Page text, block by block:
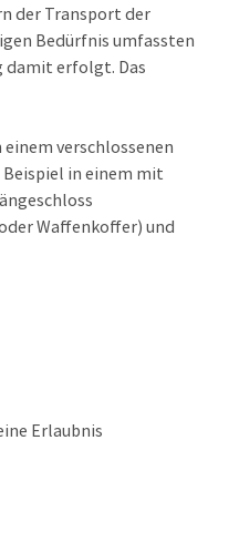
der Transport der
Bedürfnis umfassten
damit erfolgt. Das
verschlossenen
in einem mit
Waffenkoffer) und
Erlaubnis